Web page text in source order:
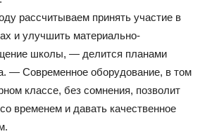
рассчитываем принять участие в
и улучшить материально-
школы, — делится планами
— Современное оборудование, в том
классе, без сомнения, позволит
временем и давать качественное